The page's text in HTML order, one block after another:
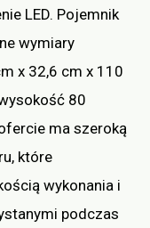
LED. Pojemnik
wymiary
x 32,6 cm x 110
80
ma szeroką
które
wykonania i
podczas